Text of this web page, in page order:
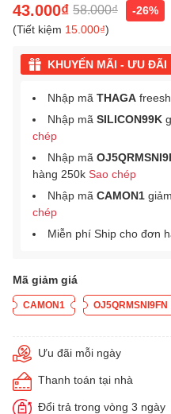
43.000₫ 58.000₫
-26%
(Tiết kiệm 15.000₫)
KHUYẾN MÃI - ƯU ĐÃI
Nhập mã THAGA
Nhập mã SILICON99K
chép
Nhập mã
hàng 250k Sao chép
Nhập mã CAMON1
chép
Miễn phí Ship cho đơn
Mã giảm giá
CAMON1 OJ5QRMSNI9FN
Ưu đãi mỗi ngày
Thanh toán tại nhà
Đổi trả trong vòng 3 ngày